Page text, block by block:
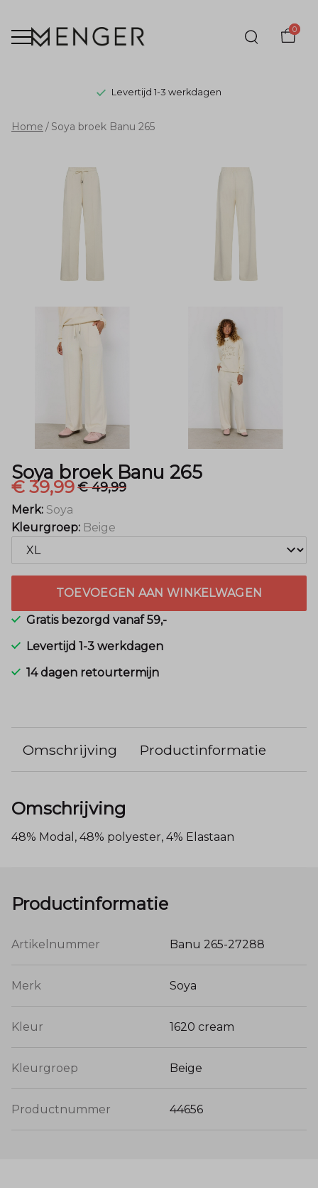
0
Levertijd 1-3 werkdagen
Soya
broek
Banu
Menger
Mode
Home Soya broek Banu 265
Soya broek Banu 265
€ 39,99€ 49,99
Merk: Soya
Kleurgroep: Beige
TOEVOEGEN AAN WINKELWAGEN
Gratis bezorgd vanaf 59,-
Levertijd 1-3 werkdagen
14 dagen retourtermijn
Omschrijving Productinformatie
Omschrijving
48% Modal, 48% polyester, 4% Elastaan
Productinformatie
Artikelnummer Banu 265-27288
Merk Soya
Kleur 1620 cream
Kleurgroep Beige
Productnummer 44656